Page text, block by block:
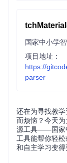
项目地址：
https://
parser
还在为寻找教
而烦恼？今天
源工具——国家
工具能帮你轻
和自主学习变得